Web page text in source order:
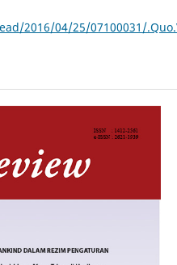
2016/04/25/07100031/